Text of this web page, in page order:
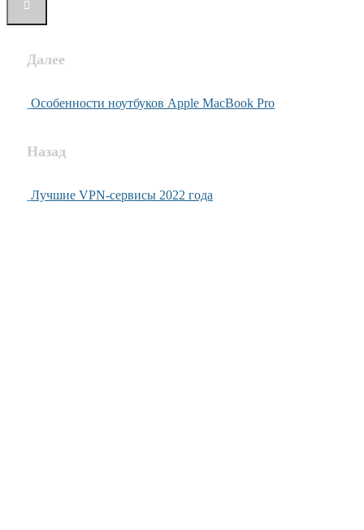
Далее
Особенности ноутбуков Apple MacBook Pro
Назад
Лучшие VPN-сервисы 2022 года